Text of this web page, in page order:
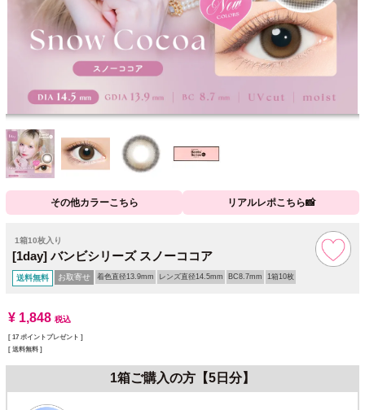
その他カラーこちら リアルレポこちら📸
1箱10枚入り
[1day] バンビシリーズ スノーココア
送料無料 お取寄せ 着色直径13.9mm レンズ直径14.5mm BC8.7mm 1箱10枚
¥ 1,848 税込
[ 17 ポイントプレゼント ]
送料無料
1箱ご購入の方【5日分】